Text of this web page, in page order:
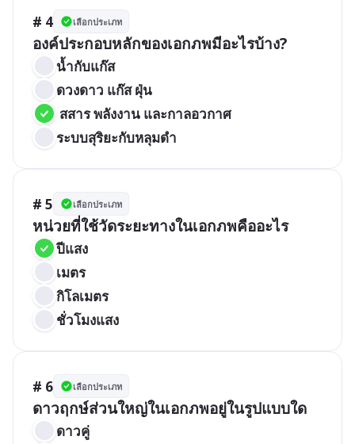
# 4 เลือกประเภท
องค์ประกอบหลักของเอกภพมีอะไรบ้าง?
น้ำกับแก๊ส
ดวงดาว แก๊ส ฝุ่น
สสาร พลังงาน และกาลอวกาศ
ระบบสุริยะกับหลุมดำ
# 5 เลือกประเภท
หน่วยที่ใช้วัดระยะทางในเอกภพคืออะไร
ปีแสง
เมตร
กิโลเมตร
ชั่วโมงแสง
# 6 เลือกประเภท
ดาวฤกษ์ส่วนใหญ่ในเอกภพอยู่ในรูปแบบใด
ดาวคู่